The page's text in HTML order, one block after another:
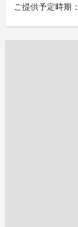
ご提供予定時期